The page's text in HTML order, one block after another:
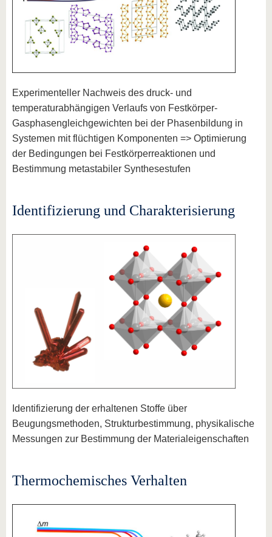
Experimenteller Nachweis des druck- und
temperaturabhängigen Verlaufs von Festkörper-
Gasphasengleichgewichten bei der Phasenbildung in
Systemen mit flüchtigen Komponenten => Optimierung
der Bedingungen bei Festkörperreaktionen und
Bestimmung metastabiler Synthesestufen
Identifizierung und Charakterisierung
Identifizierung der erhaltenen Stoffe über
Beugungsmethoden, Strukturbestimmung, physikalische
Messungen zur Bestimmung der Materialeigenschaften
Thermochemisches Verhalten